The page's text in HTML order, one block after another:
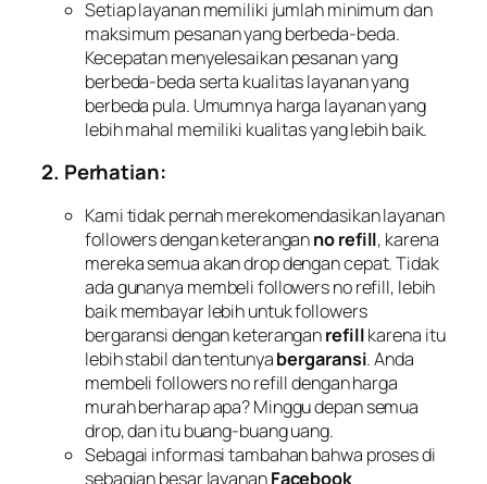
Setiap layanan memiliki jumlah minimum dan
maksimum pesanan yang berbeda-beda.
Kecepatan menyelesaikan pesanan yang
berbeda-beda serta kualitas layanan yang
berbeda pula. Umumnya harga layanan yang
lebih mahal memiliki kualitas yang lebih baik.
2. Perhatian:
Kami tidak pernah merekomendasikan layanan
followers dengan keteranganno refill, karena
mereka semua akan drop dengan cepat. Tidak
ada gunanya membeli followers no refill, lebih
baik membayar lebih untuk followers
bergaransi dengan keteranganrefillkarena itu
lebih stabil dan tentunyabergaransi. Anda
membeli followers no refill dengan harga
murah berharap apa? Minggu depan semua
drop, dan itu buang-buang uang.
Sebagai informasi tambahan bahwa proses di
sebagian besar layananFacebook